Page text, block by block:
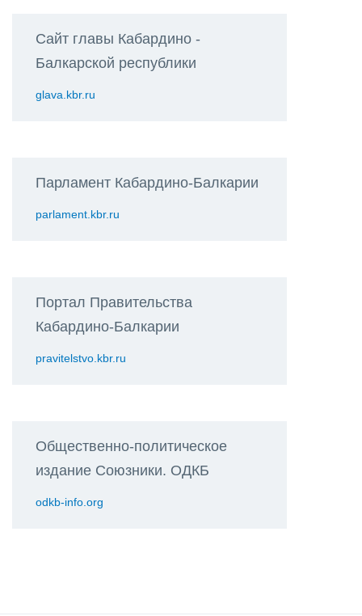
Сайт главы Кабардино -
Балкарской республики
glava.kbr.ru
Парламент Кабардино-Балкарии
parlament.kbr.ru
Портал Правительства
Кабардино-Балкарии
pravitelstvo.kbr.ru
Общественно-политическое
издание Союзники. ОДКБ
odkb-info.org